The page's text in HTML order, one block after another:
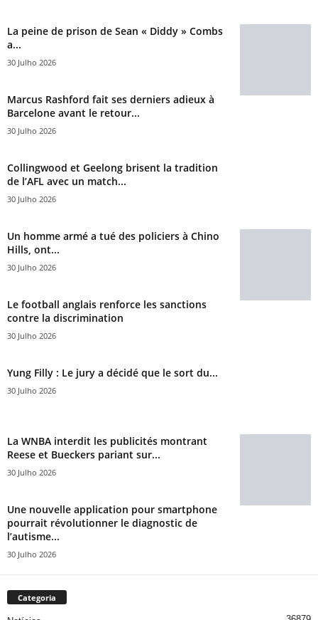
La peine de prison de Sean « Diddy » Combs
a...
30 Julho 2026
Marcus Rashford fait ses derniers adieux à
Barcelone avant le retour...
30 Julho 2026
Collingwood et Geelong brisent la tradition
de l’AFL avec un match...
30 Julho 2026
Un homme armé a tué des policiers à Chino
Hills, ont...
30 Julho 2026
Le football anglais renforce les sanctions
contre la discrimination
30 Julho 2026
Yung Filly : Le jury a décidé que le sort du...
30 Julho 2026
La WNBA interdit les publicités montrant
Reese et Bueckers pariant sur...
30 Julho 2026
Une nouvelle application pour smartphone
pourrait révolutionner le diagnostic de
l’autisme...
30 Julho 2026
Categoria